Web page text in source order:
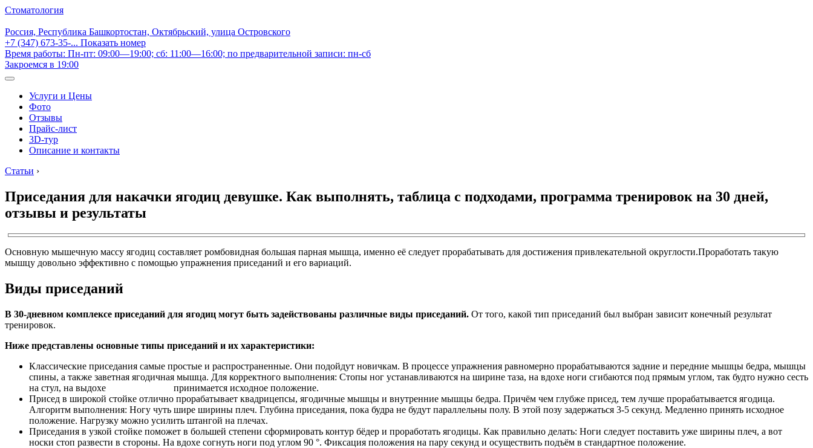
Стоматология
Россия, Республика Башкортостан, Октябрьский, улица Островского
+7 (347) 673-35-... Показать номер
Время работы: Пн-пт: 09:00—19:00; сб: 11:00—16:00; по предварительной записи: пн-сб
Закроемся в 19:00
Услуги и Цены
Фото
Отзывы
Прайс-лист
3D-тур
Описание и контакты
Статьи ›
Приседания для накачки ягодиц девушке. Как выполнять, таблица с подходами, программа тренировок на 30 дней,
отзывы и результаты
Основную мышечную массу ягодиц составляет ромбовидная большая парная мышца, именно её следует прорабатывать для достижения привлекательной округлости.Проработать такую
мышцу довольно эффективно с помощью упражнения приседаний и его вариаций.
Виды приседаний
В 30-дневном комплексе приседаний для ягодиц могут быть задействованы различные виды приседаний. От того, какой тип приседаний был выбран зависит конечный результат
тренировок.
Ниже представлены основные типы приседаний и их характеристики:
Классические приседания самые простые и распространенные. Они подойдут новичкам. В процессе упражнения равномерно прорабатываются задние и передние мышцы бедра, мышцы
спины, а также заветная ягодичная мышца. Для корректного выполнения: Стопы ног устанавливаются на ширине таза, на вдохе ноги сгибаются под прямым углом, так будто нужно сесть
на стул, на выдохе принимается исходное положение.
Присед в широкой стойке отлично прорабатывает квадрицепсы, ягодичные мышцы и внутренние мышцы бедра. Причём чем глубже присед, тем лучше прорабатывается ягодица.
Алгоритм выполнения: Ногу чуть шире ширины плеч. Глубина приседания, пока будра не будут параллельны полу. В этой позу задержаться 3-5 секунд. Медленно принять исходное
положение. Нагрузку можно усилить штангой на плечах.
Приседания в узкой стойке поможет в большей степени сформировать контур бёдер и проработать ягодицы. Как правильно делать: Ноги следует поставить уже ширины плеч, а вот
носки стоп развести в стороны. На вдохе согнуть ноги под углом 90 °. Фиксация положения на пару секунд и осуществить подъём в стандартное положение.